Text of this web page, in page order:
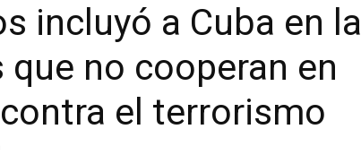
incluyó a Cuba en la
que no cooperan en
el terrorismo